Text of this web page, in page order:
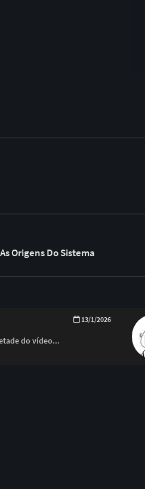
Origens Do Sistema
13/1/2026
do vídeo...